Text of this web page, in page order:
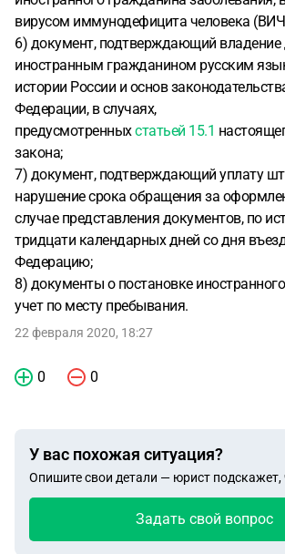
вирусом иммунодефицита человека
6) документ, подтверждающий
иностранным гражданином русским
истории России и основ
Федерации, в случаях,
предусмотренныхстатьей 15.1
закона;
7) документ, подтверждающий уплату
нарушение срока обращения за
случае представления документов, по
тридцати календарных дней со дня
Федерацию;
8) документы о постановке
учет по месту пребывания.
22 февраля 2020, 18:27
0 0
У вас похожая ситуация?
Опишите свои детали — юрист подскажет,
Задать свой вопрос